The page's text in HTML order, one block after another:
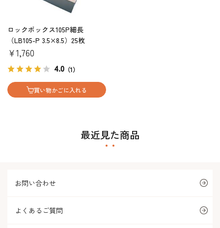
ロックボックス105P細長
（LB105-P 3.5×8.5）25枚
￥1,760
4.0 （1）
買い物かごに入れる
最近見た商品
お問い合わせ
よくあるご質問